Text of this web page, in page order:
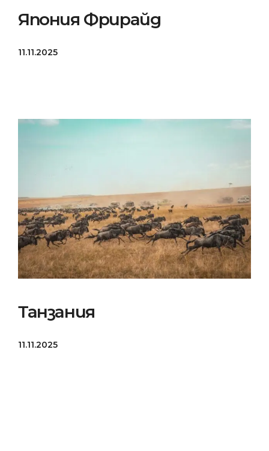
Япония Фрирайд
11.11.2025
Танзания
11.11.2025